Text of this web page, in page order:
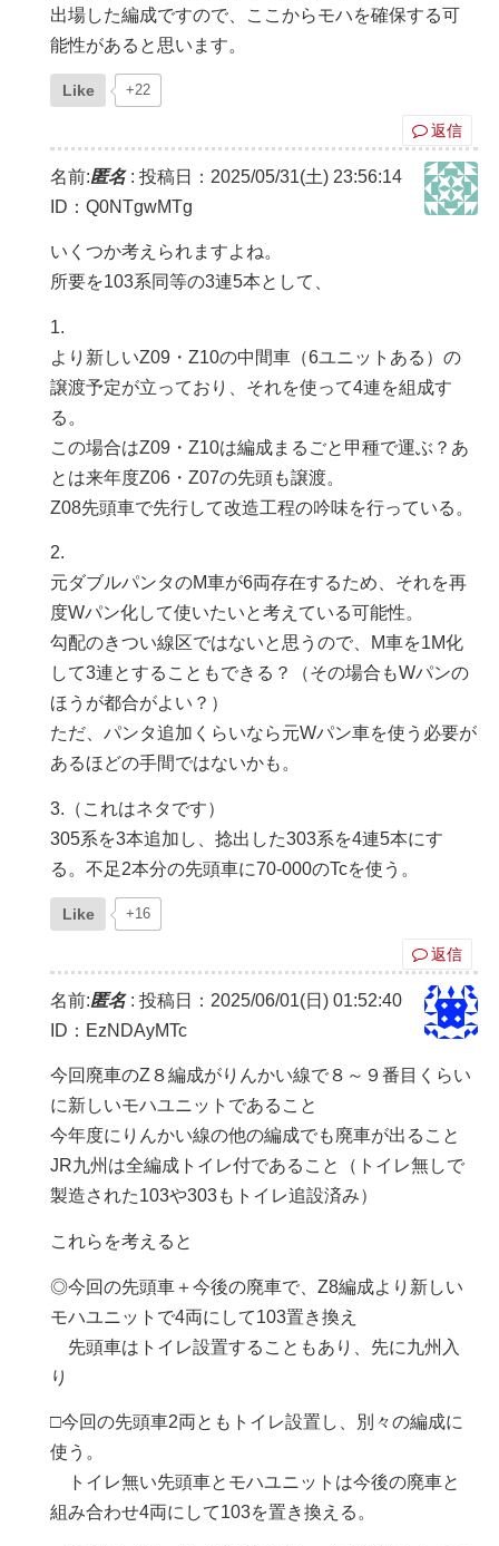
出場した編成ですので、ここからモハを確保する可
能性があると思います。
Like +22
返信
名前:匿名: 投稿日：2025/05/31(土) 23:56:14
ID：Q0NTgwMTg
いくつか考えられますよね。
所要を103系同等の3連5本として、
1.
より新しいZ09・Z10の中間車（6ユニットある）の
譲渡予定が立っており、それを使って4連を組成す
る。
この場合はZ09・Z10は編成まるごと甲種で運ぶ？あ
とは来年度Z06・Z07の先頭も譲渡。
Z08先頭車で先行して改造工程の吟味を行っている。
2.
元ダブルパンタのM車が6両存在するため、それを再
度Wパン化して使いたいと考えている可能性。
勾配のきつい線区ではないと思うので、M車を1M化
して3連とすることもできる？（その場合もWパンの
ほうが都合がよい？）
ただ、パンタ追加くらいなら元Wパン車を使う必要が
あるほどの手間ではないかも。
3.（これはネタです）
305系を3本追加し、捻出した303系を4連5本にす
る。不足2本分の先頭車に70-000のTcを使う。
Like +16
返信
名前:匿名: 投稿日：2025/06/01(日) 01:52:40
ID：EzNDAyMTc
今回廃車のZ８編成がりんかい線で８～９番目くらい
に新しいモハユニットであること
今年度にりんかい線の他の編成でも廃車が出ること
JR九州は全編成トイレ付であること（トイレ無しで
製造された103や303もトイレ追設済み）
これらを考えると
◎今回の先頭車＋今後の廃車で、Z8編成より新しい
モハユニットで4両にして103置き換え
先頭車はトイレ設置することもあり、先に九州入
り
□今回の先頭車2両ともトイレ設置し、別々の編成に
使う。
トイレ無い先頭車とモハユニットは今後の廃車と
組み合わせ4両にして103を置き換える。